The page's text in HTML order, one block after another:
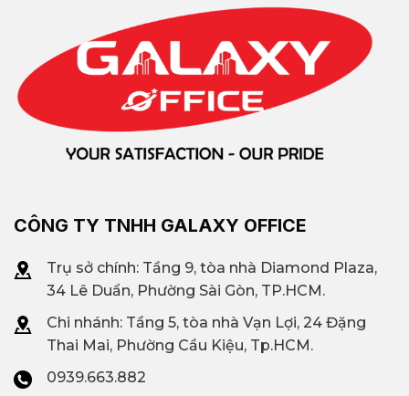
CÔNG TY TNHH GALAXY OFFICE
Trụ sở chính: Tầng 9, tòa nhà Diamond Plaza,
34 Lê Duẩn, Phường Sài Gòn, TP.HCM.
Chi nhánh: Tầng 5, tòa nhà Vạn Lợi, 24 Đặng
Thai Mai, Phường Cầu Kiệu, Tp.HCM.
0939.663.882